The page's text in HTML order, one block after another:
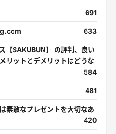
691
633
【SAKUBUN】 の評判、良い
リットとデメリットはどうな
584
481
素敵なプレゼントを大切なあ
420